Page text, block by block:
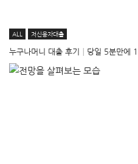
ALL 저신용자대출
누구나머니 대출 후기│당일 5분만에